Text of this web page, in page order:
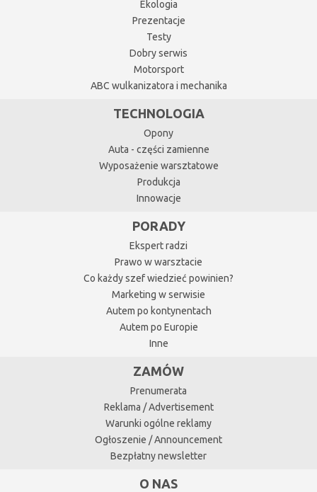
Ekologia
Prezentacje
Testy
Dobry serwis
Motorsport
ABC wulkanizatora i mechanika
TECHNOLOGIA
Opony
Auta - części zamienne
Wyposażenie warsztatowe
Produkcja
Innowacje
PORADY
Ekspert radzi
Prawo w warsztacie
Co każdy szef wiedzieć powinien?
Marketing w serwisie
Autem po kontynentach
Autem po Europie
Inne
ZAMÓW
Prenumerata
Reklama / Advertisement
Warunki ogólne reklamy
Ogłoszenie / Announcement
Bezpłatny newsletter
O NAS